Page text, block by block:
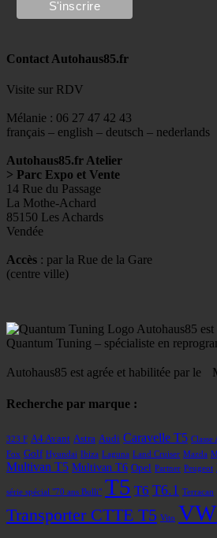
Contact Autohaus85.fr
Visite sur RDV
Mélanie : 06 27 47 42 43
français – english – deutsch – nederlands
Autohaus85.fr Atelier
> Parc Expo et Vente
14 Rue du Passage
La Mothe-Achard
85150 Les Achards
Vendée
Accès : par la Rue de la Gare
(centre ville)
Autohaus85 est
Quantum Tuning – spécialiste en
Autohaus85 est agrée et habilitée par le
Recherche par marque :
323 F A4 Avant Astra Audi Caravelle T5 Classe
Fox Golf Hyundai Ibiza Laguna Land Cruiser Mazda
Multivan T5 Multivan T6 Opel Partner Peugeot
série spécial "70 ans Bulli" T5 T6 T6.1 Terracan
Transporter CTTE T5 Vito